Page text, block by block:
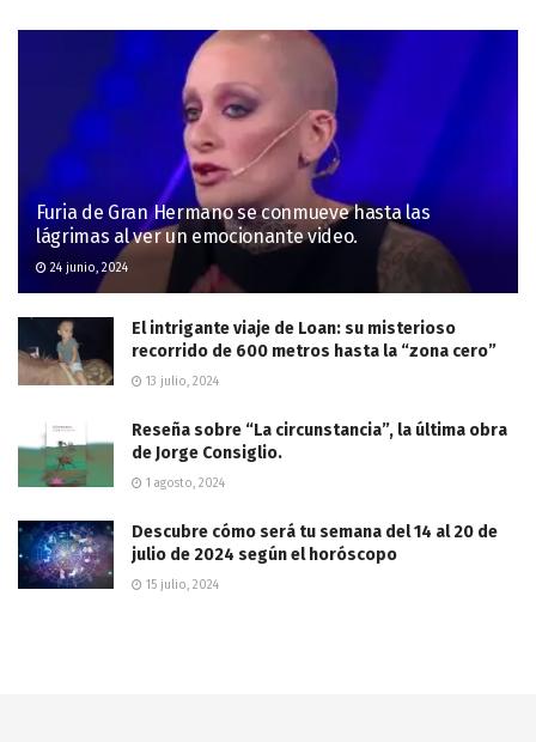
Furia de Gran Hermano se conmueve hasta las
lágrimas al ver un emocionante video.
24 junio, 2024
El intrigante viaje de Loan: su misterioso
recorrido de 600 metros hasta la “zona cero”
13 julio, 2024
Reseña sobre “La circunstancia”, la última obra
de Jorge Consiglio.
1 agosto, 2024
Descubre cómo será tu semana del 14 al 20 de
julio de 2024 según el horóscopo
15 julio, 2024